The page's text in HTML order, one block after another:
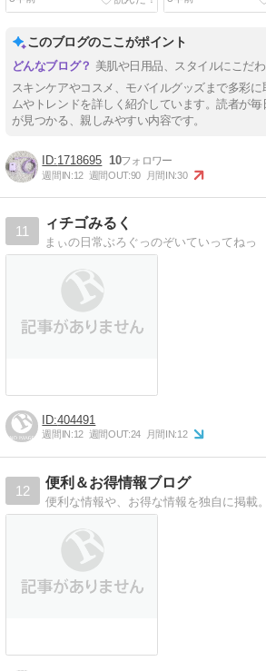
ム】
このブログのここがポイント
美肌や日用品、スタイルにこだ
スキンケアやコスメ、モバイルグッズまで多彩
ムやトレンドを詳しく紹介しています。読者が毎
が見つかる、親しみやすい内容です。
1718695 10
週間IN:12 週間OUT:90 月間IN:30
11
ィチゴみるく
まぃの日常ぶろぐっのぞいていってねっ
404491
週間IN:12 週間OUT:24 月間IN:12
12
便利＆お得情報ブログ
便利な情報や、お得な情報を独自に掲載。